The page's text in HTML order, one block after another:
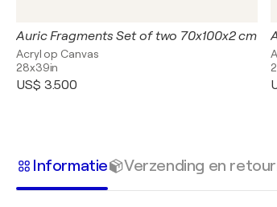
Auric Fragments Set of two 70x100x2 cm
Acryl op Canvas
28x39in
US$ 3.500
Informatie Verzending en